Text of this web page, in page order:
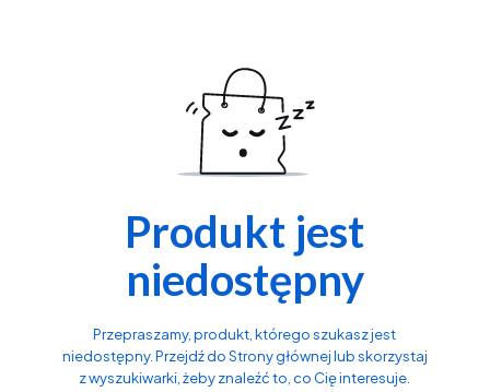
Produkt jest
niedostępny
Przepraszamy, produkt, którego szukasz jest
niedostępny. Przejdź do Strony głównej lub skorzystaj
z wyszukiwarki, żeby znaleźć to, co Cię interesuje.